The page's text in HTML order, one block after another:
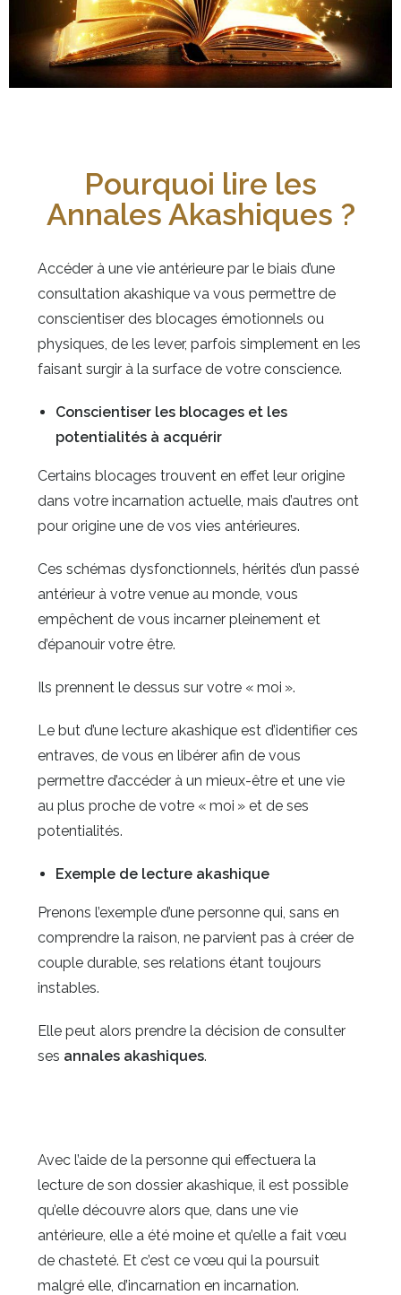
Pourquoi lire les
Annales Akashiques ?
Accéder à une vie antérieure par le biais d’une
consultation akashique va vous permettre de
conscientiser des blocages émotionnels ou
physiques, de les lever, parfois simplement en les
faisant surgir à la surface de votre conscience.
Conscientiser les blocages et les
potentialités à acquérir
Certains blocages trouvent en effet leur origine
dans votre incarnation actuelle, mais d’autres ont
pour origine une de vos vies antérieures.
Ces schémas dysfonctionnels, hérités d’un passé
antérieur à votre venue au monde, vous
empêchent de vous incarner pleinement et
d’épanouir votre être.
Ils prennent le dessus sur votre « moi ».
Le but d’une lecture akashique est d’identifier ces
entraves, de vous en libérer afin de vous
permettre d’accéder à un mieux-être et une vie
au plus proche de votre « moi » et de ses
potentialités.
Exemple de lecture akashique
Prenons l’exemple d’une personne qui, sans en
comprendre la raison, ne parvient pas à créer de
couple durable, ses relations étant toujours
instables.
Elle peut alors prendre la décision de consulter
ses annales akashiques.
Avec l’aide de la personne qui effectuera la
lecture de son dossier akashique, il est possible
qu’elle découvre alors que, dans une vie
antérieure, elle a été moine et qu’elle a fait vœu
de chasteté. Et c’est ce vœu qui la poursuit
malgré elle, d’incarnation en incarnation.